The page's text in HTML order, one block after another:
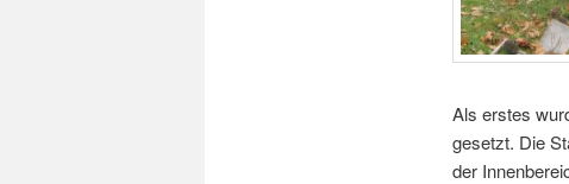
Als erstes
gesetzt. Die
der